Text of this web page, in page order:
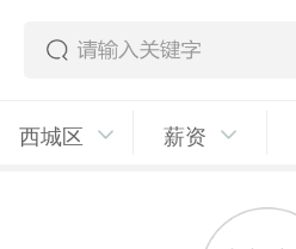
西城区 薪资